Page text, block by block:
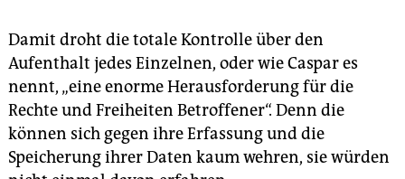
Damit droht die totale Kontrolle über den
Aufenthalt jedes Einzelnen, oder wie Caspar es
nennt, „eine enorme Herausforderung für die
Rechte und Freiheiten Betroffener“. Denn die
können sich gegen ihre Erfassung und die
Speicherung ihrer Daten kaum wehren, sie würden